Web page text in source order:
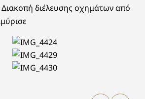
διέλευσης οχημάτων από